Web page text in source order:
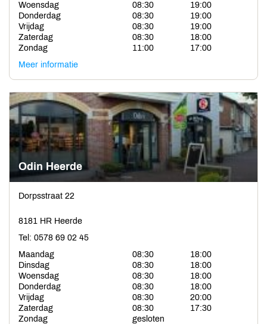
Woensdag
08:30
19:00
Donderdag
08:30
19:00
Vrijdag
08:30
19:00
Zaterdag
08:30
18:00
Zondag
11:00
17:00
Meer informatie
Odin Heerde
Dorpsstraat 22
8181 HR Heerde
Tel: 0578 69 02 45
Maandag
08:30
18:00
Dinsdag
08:30
18:00
Woensdag
08:30
18:00
Donderdag
08:30
18:00
Vrijdag
08:30
20:00
Zaterdag
08:30
17:30
Zondag
gesloten